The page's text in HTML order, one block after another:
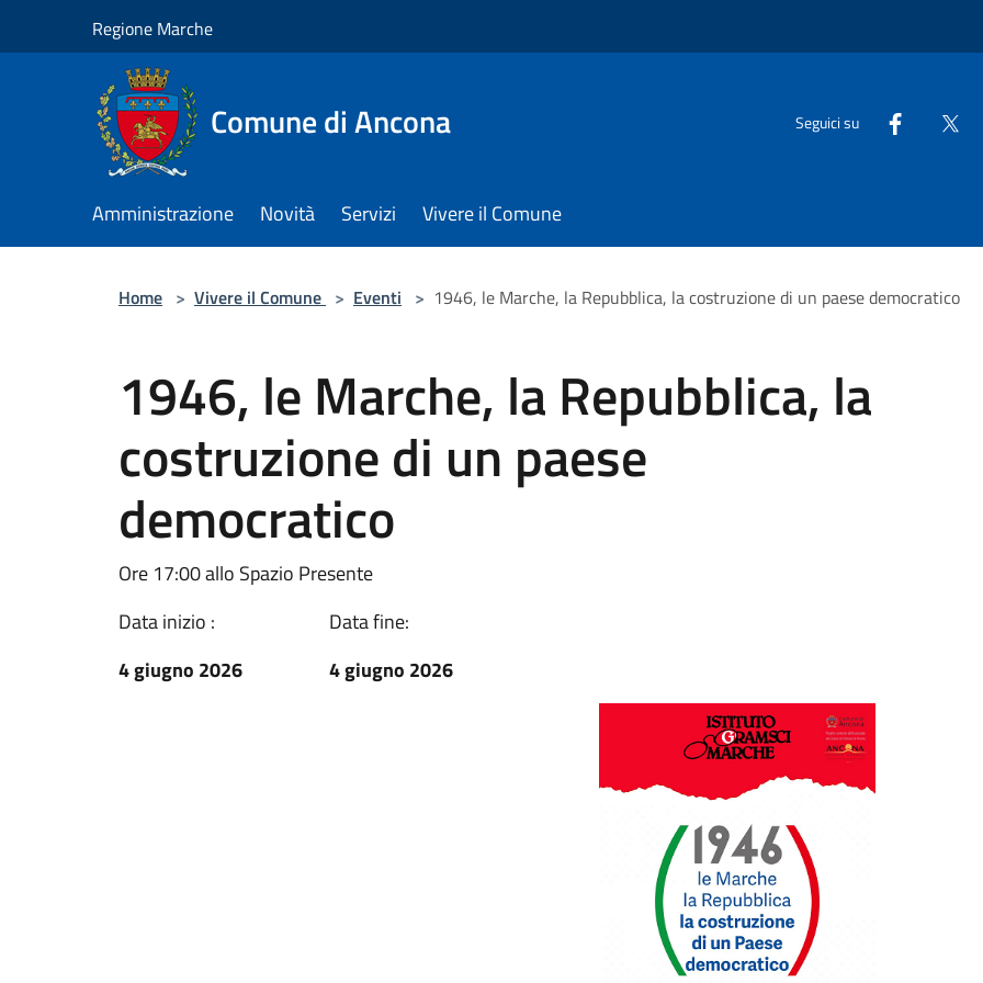
Regione Marche
Comune di Ancona Seguici su
Amministrazione Novità Servizi Vivere il Comune
Home > Vivere il Comune > Eventi > 1946, le Marche, la Repubblica, la costruzione di un paese democratico
1946, le Marche, la Repubblica, la
costruzione di un paese
democratico
Ore 17:00 allo Spazio Presente
Data inizio :
4 giugno 2026
Data fine:
4 giugno 2026